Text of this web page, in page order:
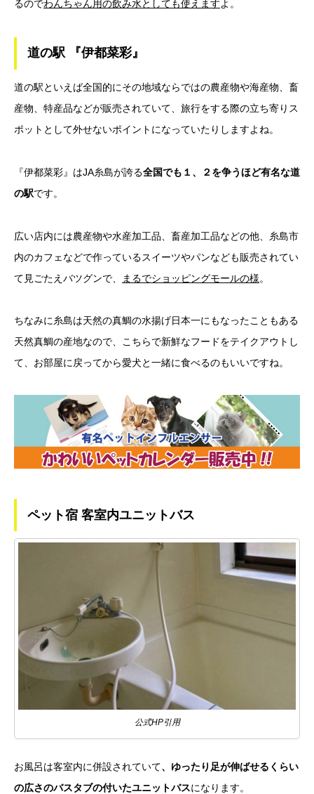
るのでわんちゃん用の飲み水としても使えますよ。
道の駅 『伊都菜彩』
道の駅といえば全国的にその地域ならではの農産物や海産物、畜
産物、特産品などが販売されていて、旅行をする際の立ち寄りス
ポットとして外せないポイントになっていたりしますよね。
『伊都菜彩』はJA糸島が誇る全国でも１、２を争うほど有名な道
の駅です。
広い店内には農産物や水産加工品、畜産加工品などの他、糸島市
内のカフェなどで作っているスイーツやパンなども販売されてい
て見ごたえバツグンで、
まるでショッピングモールの様。
ちなみに糸島は天然の真鯛の水揚げ日本一にもなったこともある
天然真鯛の産地なので、こちらで新鮮なフードをテイクアウトし
て、お部屋に戻ってから愛犬と一緒に食べるのもいいですね。
ペット宿 客室内ユニットバス
公式HP引用
お風呂は客室内に併設されていて、ゆったり足が伸ばせるくらい
の広さのバスタブの付いたユニットバスになります。